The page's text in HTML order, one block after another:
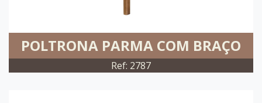
POLTRONA PARMA COM BRAÇO
Ref: 2787